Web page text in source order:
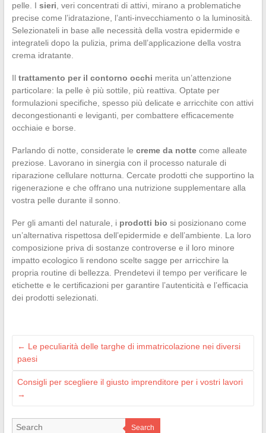
pelle. I sieri, veri concentrati di attivi, mirano a problematiche
precise come l’idratazione, l’anti-invecchiamento o la luminosità.
Selezionateli in base alle necessità della vostra epidermide e
integrateli dopo la pulizia, prima dell’applicazione della vostra
crema idratante.
Il trattamento per il contorno occhi merita un’attenzione
particolare: la pelle è più sottile, più reattiva. Optate per
formulazioni specifiche, spesso più delicate e arricchite con attivi
decongestionanti e leviganti, per combattere efficacemente
occhiaie e borse.
Parlando di notte, considerate le creme da nottecome alleate
preziose. Lavorano in sinergia con il processo naturale di
riparazione cellulare notturna. Cercate prodotti che supportino la
rigenerazione e che offrano una nutrizione supplementare alla
vostra pelle durante il sonno.
Per gli amanti del naturale, i prodotti bio si posizionano come
un’alternativa rispettosa dell’epidermide e dell’ambiente. La loro
composizione priva di sostanze controverse e il loro minore
impatto ecologico li rendono scelte sagge per arricchire la
propria routine di bellezza. Prendetevi il tempo per verificare le
etichette e le certificazioni per garantire l’autenticità e l’efficacia
dei prodotti selezionati.
← Le peculiarità delle targhe di immatricolazione nei diversi
paesi
Consigli per scegliere il giusto imprenditore per i vostri lavori
→
Search